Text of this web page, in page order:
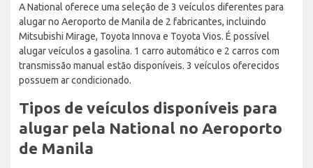
A National oferece uma seleção de 3 veículos diferentes para
alugar no Aeroporto de Manila de 2 fabricantes, incluindo
Mitsubishi Mirage, Toyota Innova e Toyota Vios. É possível
alugar veículos a gasolina. 1 carro automático e 2 carros com
transmissão manual estão disponíveis. 3 veículos oferecidos
possuem ar condicionado.
Tipos de veículos disponíveis para
alugar pela National no Aeroporto
de Manila